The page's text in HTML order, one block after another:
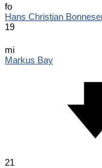
fo
Hans Christian
19
mi
Markus Bay
21